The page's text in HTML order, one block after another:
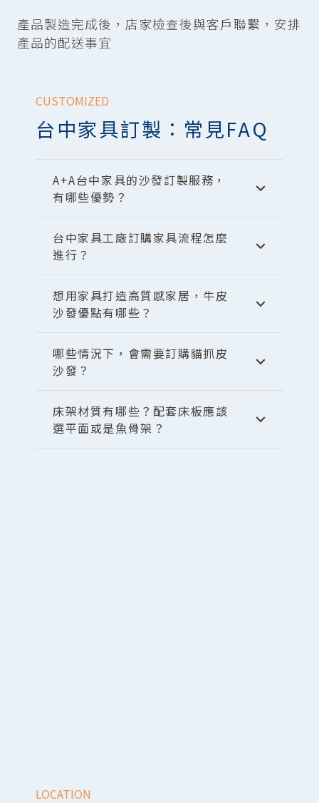
產品製造完成後，店家檢查後與客戶聯繫，安排
產品的配送事宜
CUSTOMIZED
台中家具訂製：常見FAQ
A+A台中家具的沙發訂製服務，
有哪些優勢？
台中家具工廠訂購家具流程怎麼
進行？
想用家具打造高質感家居，牛皮
沙發優點有哪些？
哪些情況下，會需要訂購貓抓皮
沙發？
床架材質有哪些？配套床板應該
選平面或是魚骨架？
LOCATION